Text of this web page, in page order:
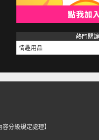
熱門關
情趣用品
分級規定處理】